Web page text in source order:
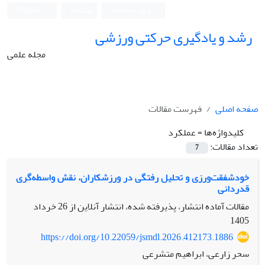
رشد و یادگیری حرکتی ورزشی
مجله علمی
صفحه اصلی
فهرست مقالات
کلیدواژه‌ها =عملکرد
تعداد مقالات:
7
خودشفقت‌ورزی و تحلیل رفتگی در ورزشکاران، نقش واسطه‌گری
قدردانی
مقالات آماده انتشار، پذیرفته شده، انتشار آنلاین از
26 خرداد
1405
https://doi.org/10.22059/jsmdl.2026.412173.1886
سحر زارعی، ابراهیم متشرعی